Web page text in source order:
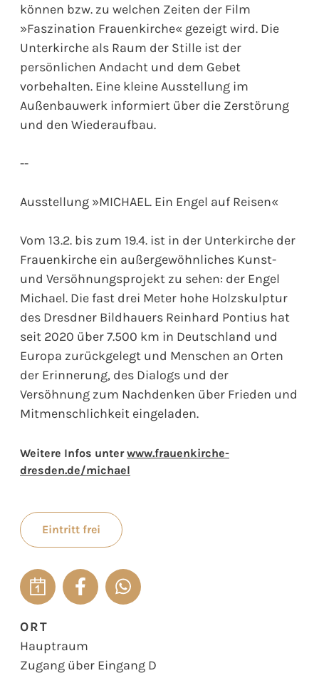
können bzw. zu welchen Zeiten der Film
»Faszination Frauenkirche« gezeigt wird. Die
Unterkirche als Raum der Stille ist der
persönlichen Andacht und dem Gebet
vorbehalten. Eine kleine Ausstellung im
Außenbauwerk informiert über die Zerstörung
und den Wiederaufbau.
--
Ausstellung »MICHAEL. Ein Engel auf Reisen«
Vom 13.2. bis zum 19.4. ist in der Unterkirche der
Frauenkirche ein außergewöhnliches Kunst-
und Versöhnungsprojekt zu sehen: der Engel
Michael. Die fast drei Meter hohe Holzskulptur
des Dresdner Bildhauers Reinhard Pontius hat
seit 2020 über 7.500 km in Deutschland und
Europa zurückgelegt und Menschen an Orten
der Erinnerung, des Dialogs und der
Versöhnung zum Nachdenken über Frieden und
Mitmenschlichkeit eingeladen.
Weitere Infos unterwww.frauenkirche-
dresden.de/michael
Eintritt frei
ORT
Hauptraum
Zugang über Eingang D